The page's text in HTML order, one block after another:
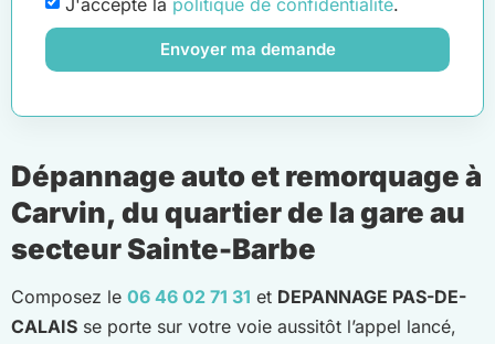
Envoyer ma demande
Dépannage auto et remorquage à
Carvin, du quartier de la gare au
secteur Sainte-Barbe
Composez le 06 46 02 71 31 et DEPANNAGE PAS-DE-
CALAIS se porte sur votre voie aussitôt l’appel lancé,